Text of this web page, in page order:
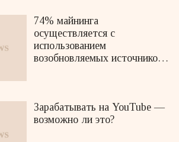
74% майнинга
осуществляется с
использованием
возобновляемых источников
Зарабатывать на YouTube —
возможно ли это?